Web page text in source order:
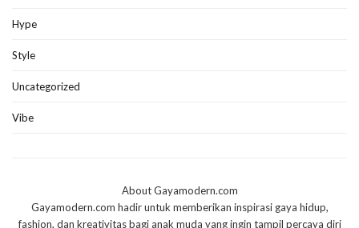
Hype
Style
Uncategorized
Vibe
About Gayamodern.com
Gayamodern.com hadir untuk memberikan inspirasi gaya hidup,
fashion, dan kreativitas bagi anak muda yang ingin tampil percaya diri